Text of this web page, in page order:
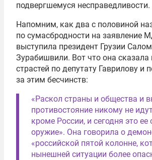
подвергшемуся несправедливости.
Напомним, как два с половиной
по сумасбродности на заявление
выступила президент Грузии
Зурабишвили. Вот что она сказала
страстей по депутату Гаврилову и
за этим бесчинств:
«Раскол страны и общества и
противостояние никому не
кроме России, и сегодня это
оружие». Она говорила о
«российской пятой колонне,
нынешней ситуации более